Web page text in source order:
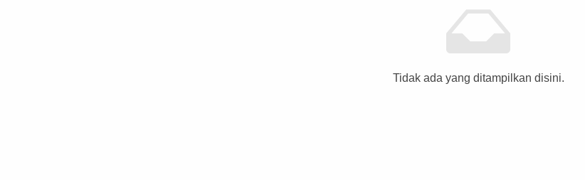
Tidak ada yang ditampilkan disini.